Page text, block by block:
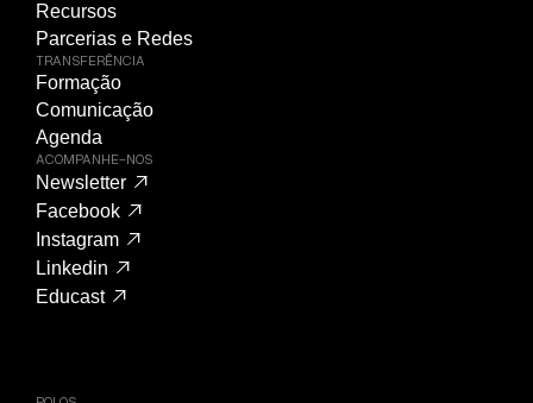
Recursos
Parcerias e Redes
TRANSFERÊNCIA
Formação
Comunicação
Agenda
ACOMPANHE-NOS
Newsletter
Facebook
Instagram
Linkedin
Educast